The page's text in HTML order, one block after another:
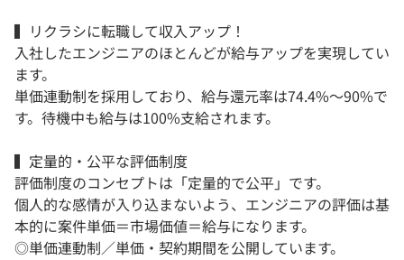
▍リクラシに転職して収入アップ！
入社したエンジニアのほとんどが給与アップを実現してい
ます。
単価連動制を採用しており、給与還元率は74.4%〜90%で
す。待機中も給与は100%支給されます。
▍定量的・公平な評価制度
評価制度のコンセプトは「定量的で公平」です。
個人的な感情が入り込まないよう、エンジニアの評価は基
本的に案件単価＝市場価値＝給与になります。
◎単価連動制／単価・契約期間を公開しています。